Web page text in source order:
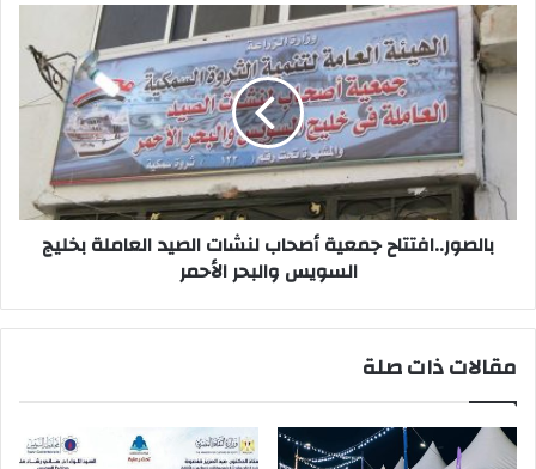
بالصور..افتتاح
جمعية
أصحاب
لنشات
الصيد
العاملة
بخليج
السويس
والبحر
الأحمربالصور..افتتاح جمعية أصحاب لنشات الصيد العاملة بخليج
السويس والبحر الأحمر
مقالات ذات صلة